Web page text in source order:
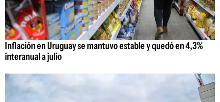
Inflación en Uruguay se mantuvo estable y quedó en 4,3%
interanual a julio